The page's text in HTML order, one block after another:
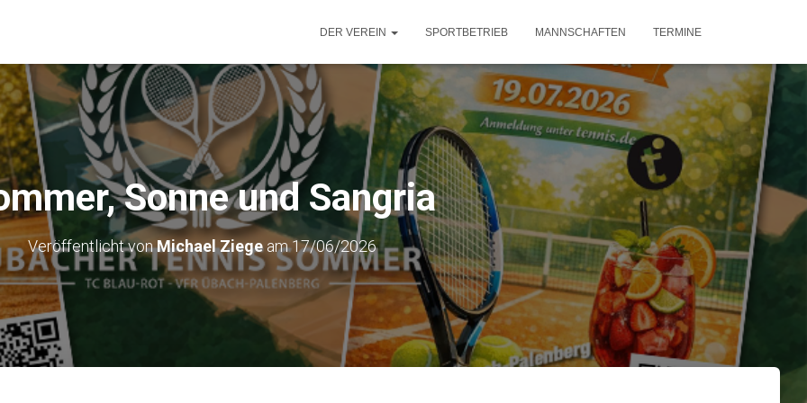
DER VEREIN SPORTBETRIEB MANNSCHAFTEN TERMINE
Sonne und Sangria
Veröffentlicht vonMichael Ziegeam17/06/2026